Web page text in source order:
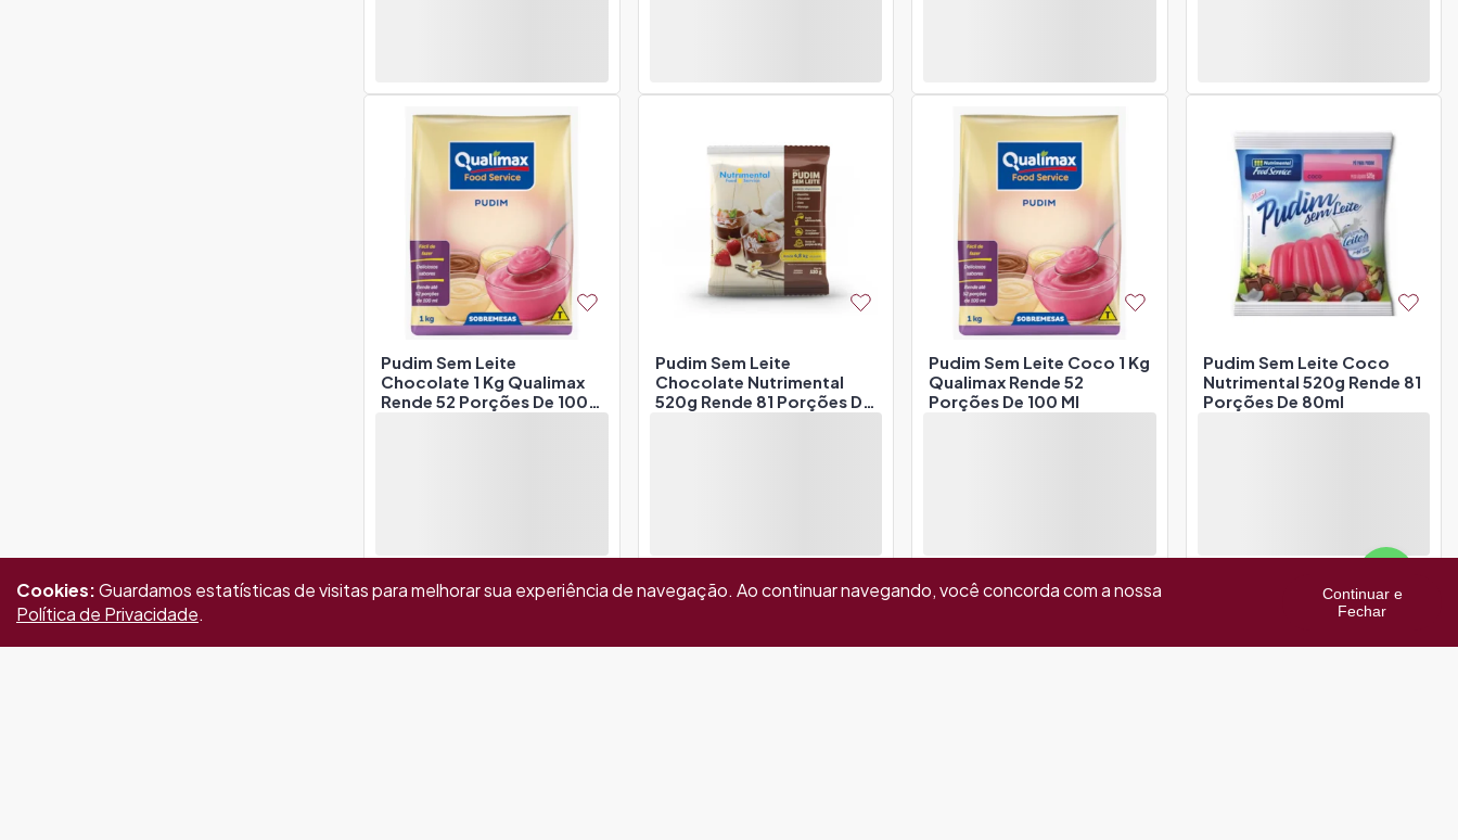
Pudim Sem Leite
Chocolate 1 Kg Qualimax
Rende 52 Porções De 100
Pudim Sem Leite
Chocolate Nutrimental
520g Rende 81 Porções De
Pudim Sem Leite Coco 1 Kg
Qualimax Rende 52
Porções De 100 Ml
Pudim Sem Leite Coco
Nutrimental 520g Rende 81
Porções De 80ml
Cookies:Guardamos estatísticas de visitas para melhorar sua experiência de navegação. Ao continuar navegando, você concorda com a nossa
Política de Privacidade.
Continuar e
Fechar